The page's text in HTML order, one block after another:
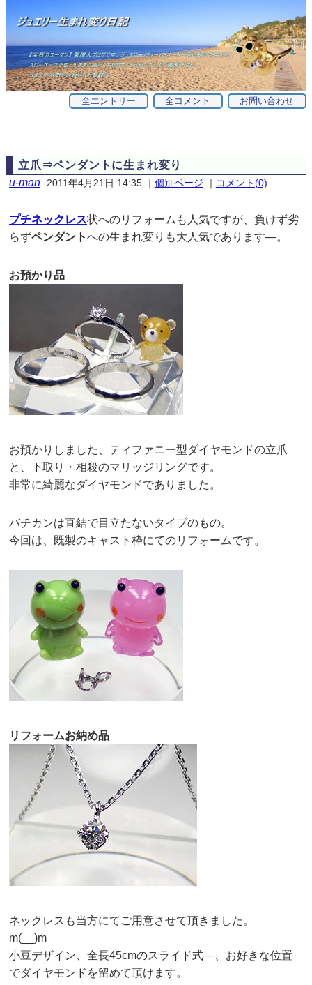
お問い合わせ
全コメント
全エントリー
立爪⇒ペンダントに生まれ変り
u-man 2011年4月21日 14:35｜ 個別ページ ｜ コメント(0)
プチネックレス状へのリフォームも人気ですが、負けず劣
らずペンダントへの生まれ変りも大人気であります—。
お預かり品
お預かりしました、ティファニー型ダイヤモンドの立爪
と、下取り・相殺のマリッジリングです。
非常に綺麗なダイヤモンドでありました。
バチカンは直結で目立たないタイプのもの。
今回は、既製のキャスト枠にてのリフォームです。
リフォームお納め品
ネックレスも当方にてご用意させて頂きました。
m(__)m
小豆デザイン、全長45cmのスライド式—、お好きな位置
でダイヤモンドを留めて頂けます。